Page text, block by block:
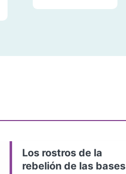
Los rostros de la
rebelión de las bases